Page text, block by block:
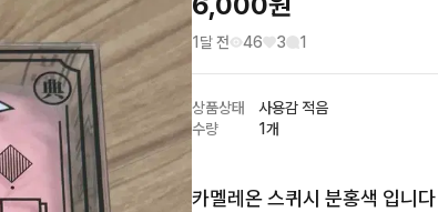
1달 전 46 3 1
상품상태
사용감 적음
수량
1개
카멜레온 스퀴시 분홍색 입니다